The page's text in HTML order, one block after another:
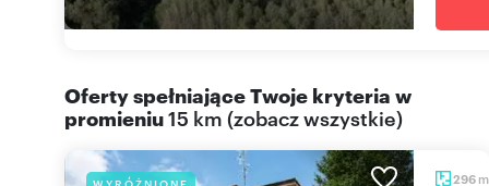
Oferty spełniające Twoje kryteria w
promieniu15 km (zobacz wszystkie)
WYRÓŻNIONE 296 m